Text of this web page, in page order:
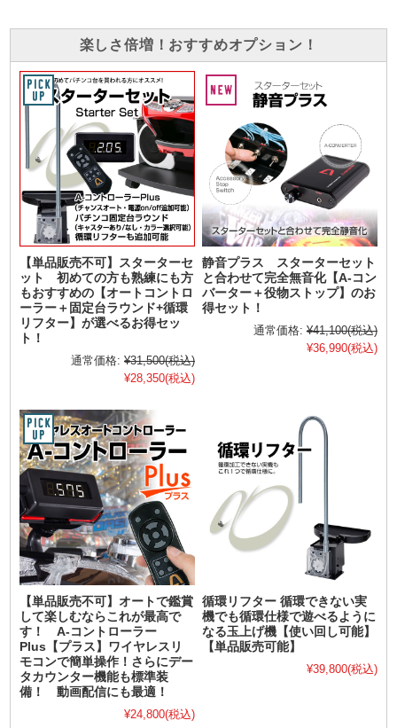
楽しさ倍増！おすすめオプション！
【単品販売不可】スターターセ
ット 初めての方も熟練にも方
もおすすめの【オートコントロ
ーラー＋固定台ラウンド+循環
リフター】が選べるお得セッ
ト！
通常価格: ¥31,500(税込)
¥28,350(税込)
静音プラス スターターセット
と合わせて完全無音化【A-コン
バーター＋役物ストップ】のお
得セット！
通常価格: ¥41,100(税込)
¥36,990(税込)
【単品販売不可】オートで鑑賞
して楽しむならこれが最高で
す！ A-コントローラー
Plus【プラス】ワイヤレスリ
モコンで簡単操作！さらにデー
タカウンター機能も標準装
備！ 動画配信にも最適！
¥24,800(税込)
循環リフター 循環できない実
機でも循環仕様で遊べるように
なる玉上げ機【使い回し可能】
【単品販売可能】
¥39,800(税込)